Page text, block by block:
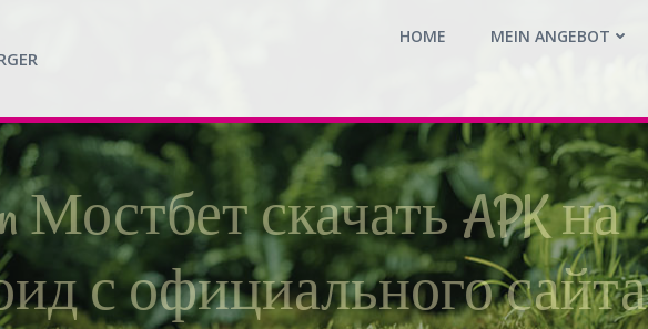
HOME MEIN ANGEBOT
Мостбет скачать APK на
с официального сайта